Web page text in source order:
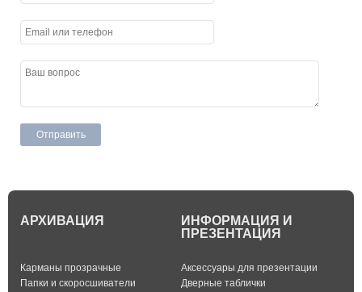
АРХИВАЦИЯ
Карманы прозрачные
Папки и скоросшиватели
ИНФОРМАЦИЯ И
ПРЕЗЕНТАЦИЯ
Аксессуары для презентации
Дверные таблички